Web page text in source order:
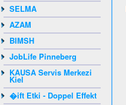
SELMA
AZAM
BIMSH
JobLife Pinneberg
KAUSA Servis Merkezi
Kiel
�ift Etki - Doppel Effekt